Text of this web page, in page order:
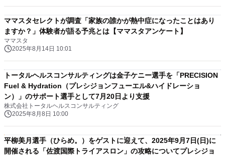
ママスタセレクトが調査「家族の誰かが熱中症になったことはあり
ますか？」体験者が語る予兆とは【ママスタアンケート】
ママスタ
2025年8月14日 10:01
トータルヘルスコンサルティングは金子ケニー選手を「PRECISION
Fuel & Hydration（プレシジョンフューエル&ハイドレーショ
ン）」のサポート選手として7月20日より支援
株式会社トータルヘルスコンサルティング
2025年8月8日 10:00
平柳美月選手（ひらめ。）をゲストに迎えて、2025年9月7日(日)に
開催される「佐渡国際トライアスロン」の攻略についてプレシジョ